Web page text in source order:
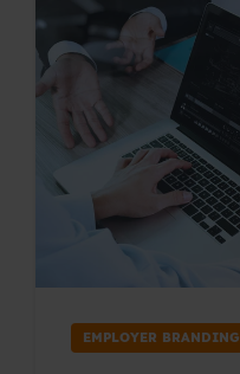
EMPLOYER BRANDING